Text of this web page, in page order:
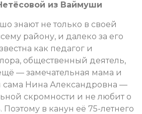
из Ваймуши
знают не только в своей
району, и далеко за его
как педагог и
общественный деятель,
— замечательная мама и
сама Нина Александровна —
скромности и не любит о
Поэтому в канун её 75-летнего